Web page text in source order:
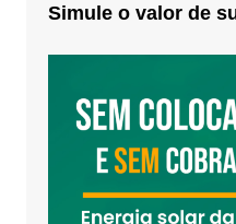
Simule o valor de